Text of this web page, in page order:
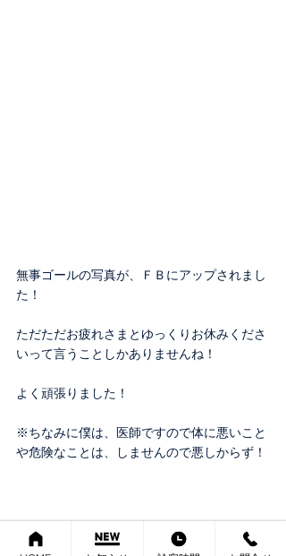
無事ゴールの写真が、ＦＢにアップされまし
た！
ただただお疲れさまとゆっくりお休みくださ
いって言うことしかありませんね！
よく頑張りました！
※ちなみに僕は、医師ですので体に悪いこと
や危険なことは、しませんので悪しからず！
院長ブログ